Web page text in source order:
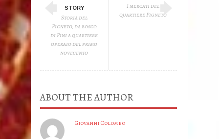
STORY
Storia del
Pigneto, da bosco
di Pini a quartiere
operaio del primo
novecento
I mercati del
quartiere Pigneto
ABOUT THE AUTHOR
Giovanni Colombo